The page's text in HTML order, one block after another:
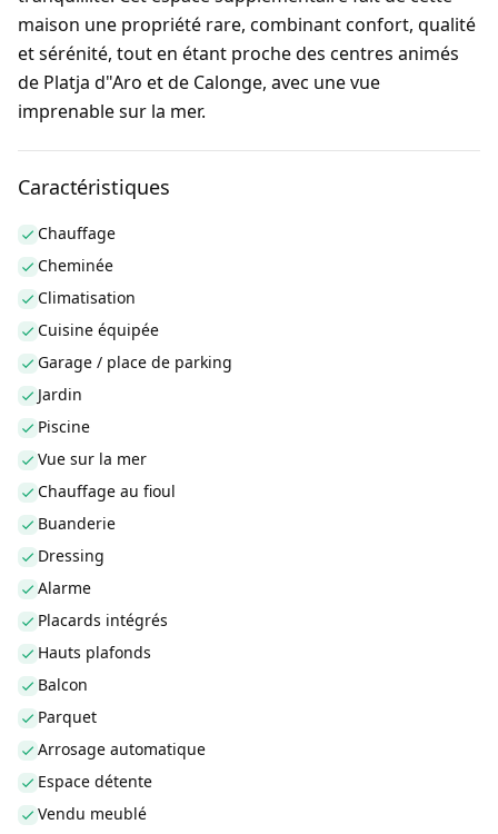
maison une propriété rare, combinant confort, qualité
et sérénité, tout en étant proche des centres animés
de Platja d"Aro et de Calonge, avec une vue
imprenable sur la mer.
Caractéristiques
Chauffage
Cheminée
Climatisation
Cuisine équipée
Garage / place de parking
Jardin
Piscine
Vue sur la mer
Chauffage au fioul
Buanderie
Dressing
Alarme
Placards intégrés
Hauts plafonds
Balcon
Parquet
Arrosage automatique
Espace détente
Vendu meublé